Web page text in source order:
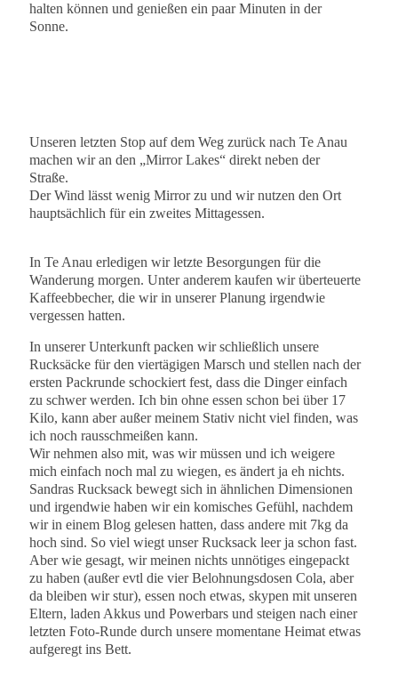
halten können und genießen ein paar Minuten in der
Sonne.
Unseren letzten Stop auf dem Weg zurück nach Te Anau
machen wir an den „Mirror Lakes“ direkt neben der
Straße.
Der Wind lässt wenig Mirror zu und wir nutzen den Ort
hauptsächlich für ein zweites Mittagessen.
In Te Anau erledigen wir letzte Besorgungen für die
Wanderung morgen. Unter anderem kaufen wir überteuerte
Kaffeebbecher, die wir in unserer Planung irgendwie
vergessen hatten.
In unserer Unterkunft packen wir schließlich unsere
Rucksäcke für den viertägigen Marsch und stellen nach der
ersten Packrunde schockiert fest, dass die Dinger einfach
zu schwer werden. Ich bin ohne essen schon bei über 17
Kilo, kann aber außer meinem Stativ nicht viel finden, was
ich noch rausschmeißen kann.
Wir nehmen also mit, was wir müssen und ich weigere
mich einfach noch mal zu wiegen, es ändert ja eh nichts.
Sandras Rucksack bewegt sich in ähnlichen Dimensionen
und irgendwie haben wir ein komisches Gefühl, nachdem
wir in einem Blog gelesen hatten, dass andere mit 7kg da
hoch sind. So viel wiegt unser Rucksack leer ja schon fast.
Aber wie gesagt, wir meinen nichts unnötiges eingepackt
zu haben (außer evtl die vier Belohnungsdosen Cola, aber
da bleiben wir stur), essen noch etwas, skypen mit unseren
Eltern, laden Akkus und Powerbars und steigen nach einer
letzten Foto-Runde durch unsere momentane Heimat etwas
aufgeregt ins Bett.